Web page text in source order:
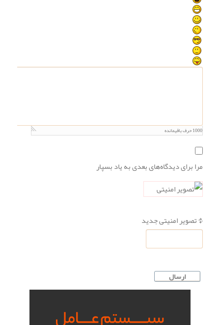
1000حرف باقیمانده
مرا برای دیدگاه‌های بعدی به یاد بسپار
تصویر امنیتی جدید
ارسال